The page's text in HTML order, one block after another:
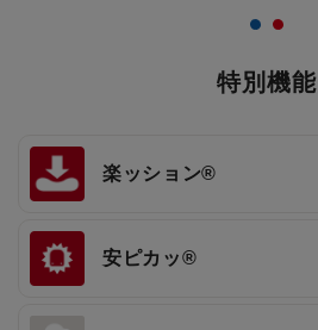
特別機能
楽ッション®
安ピカッ®